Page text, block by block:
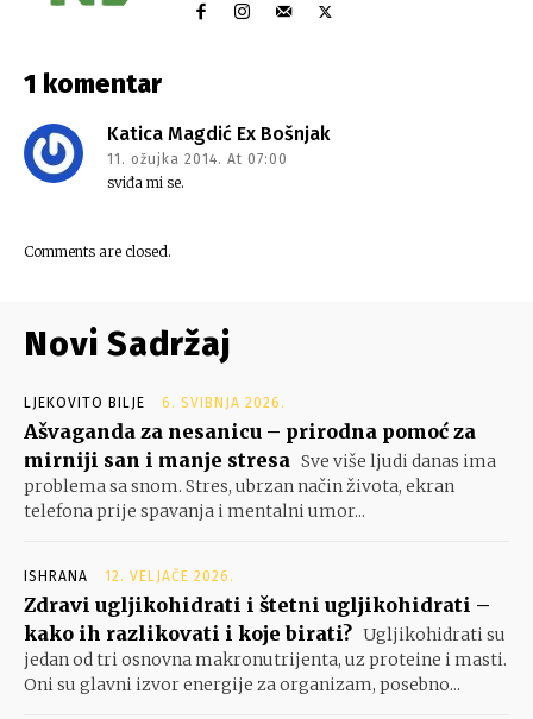
1 komentar
Katica Magdić Ex Bošnjak
11. ožujka 2014. At 07:00
sviđa mi se.
Comments are closed.
Novi Sadržaj
LJEKOVITO BILJE 6. SVIBNJA 2026.
Ašvaganda za nesanicu – prirodna pomoć za
mirniji san i manje stresa Sve više ljudi danas ima
problema sa snom. Stres, ubrzan način života, ekran
telefona prije spavanja i mentalni umor...
ISHRANA 12. VELJAČE 2026.
Zdravi ugljikohidrati i štetni ugljikohidrati –
kako ih razlikovati i koje birati? Ugljikohidrati su
jedan od tri osnovna makronutrijenta, uz proteine i masti.
Oni su glavni izvor energije za organizam, posebno...